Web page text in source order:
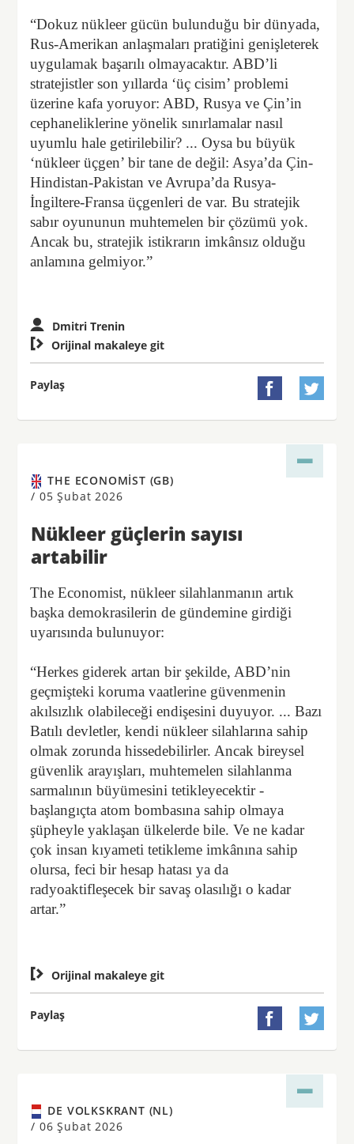
“Dokuz nükleer gücün bulunduğu bir dünyada,
Rus-Amerikan anlaşmaları pratiğini genişleterek
uygulamak başarılı olmayacaktır. ABD’li
stratejistler son yıllarda ‘üç cisim’ problemi
üzerine kafa yoruyor: ABD, Rusya ve Çin’in
cephaneliklerine yönelik sınırlamalar nasıl
uyumlu hale getirilebilir? ... Oysa bu büyük
‘nükleer üçgen’ bir tane de değil: Asya’da Çin-
Hindistan-Pakistan ve Avrupa’da Rusya-
İngiltere-Fransa üçgenleri de var. Bu stratejik
sabır oyununun muhtemelen bir çözümü yok.
Ancak bu, stratejik istikrarın imkânsız olduğu
anlamına gelmiyor.”
Dmitri Trenin
 Orijinal makaleye git
Paylaş  
THE ECONOMIST (GB)
/ 05 Şubat 2026
Nükleer güçlerin sayısı
artabilir
The Economist, nükleer silahlanmanın artık
başka demokrasilerin de gündemine girdiği
uyarısında bulunuyor:
“Herkes giderek artan bir şekilde, ABD’nin
geçmişteki koruma vaatlerine güvenmenin
akılsızlık olabileceği endişesini duyuyor. ... Bazı
Batılı devletler, kendi nükleer silahlarına sahip
olmak zorunda hissedebilirler. Ancak bireysel
güvenlik arayışları, muhtemelen silahlanma
sarmalının büyümesini tetikleyecektir -
başlangıçta atom bombasına sahip olmaya
şüpheyle yaklaşan ülkelerde bile. Ve ne kadar
çok insan kıyameti tetikleme imkânına sahip
olursa, feci bir hesap hatası ya da
radyoaktifleşecek bir savaş olasılığı o kadar
artar.”
 Orijinal makaleye git
Paylaş  
DE VOLKSKRANT (NL)
/ 06 Şubat 2026